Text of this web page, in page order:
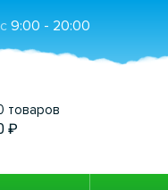
9:00 - 20:00
товаров